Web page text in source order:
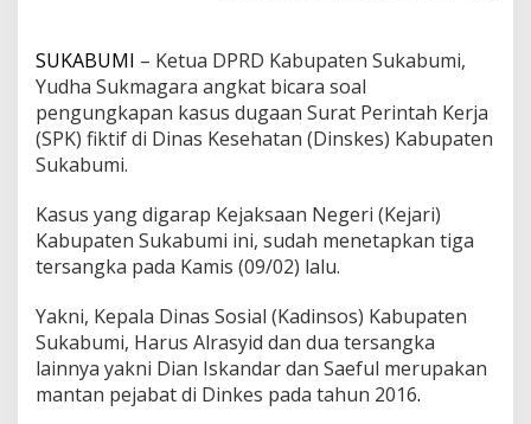
,
K
e
t
u
R
D
e
m
o
g
a
SUKABUMI – Ketua DPRD Kabupaten Sukabumi,
Yudha Sukmagara angkat bicara soal
pengungkapan kasus dugaan Surat Perintah Kerja
(SPK) fiktif di Dinas Kesehatan (Dinskes) Kabupaten
Sukabumi.
Kasus yang digarap Kejaksaan Negeri (Kejari)
Kabupaten Sukabumi ini, sudah menetapkan tiga
tersangka pada Kamis (09/02) lalu.
Yakni, Kepala Dinas Sosial (Kadinsos) Kabupaten
Sukabumi, Harus Alrasyid dan dua tersangka
lainnya yakni Dian Iskandar dan Saeful merupakan
mantan pejabat di Dinkes pada tahun 2016.